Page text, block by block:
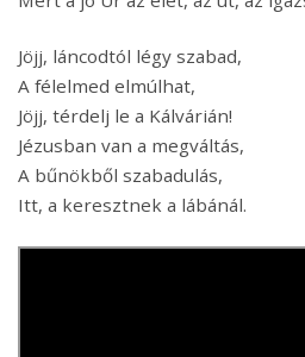
Jöjj, láncodtól légy szabad,
A félelmed elmúlhat,
Jöjj, térdelj le a Kálvárián!
Jézusban van a megváltás,
A bűnökből szabadulás,
Itt, a keresztnek a lábánál.